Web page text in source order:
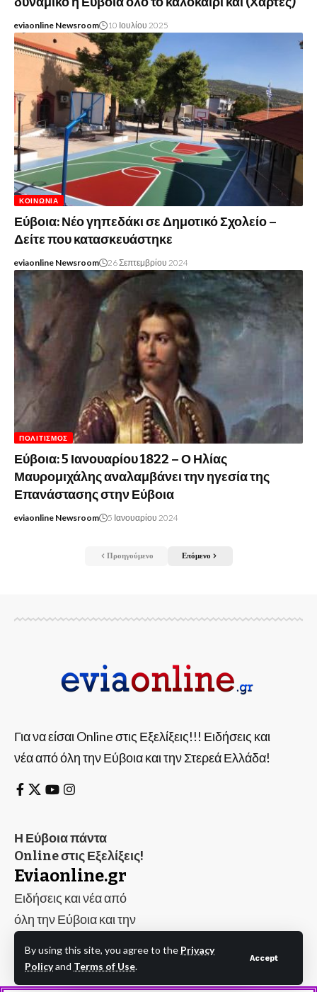
By using this site, you agree to the Privacy
Policyand Terms of Use.
Accept
eviaonline Newsroom 10 Ιουλίου 2025
ΚΟΙΝΩΝΊΑ
Εύβοια: Νέο γηπεδάκι σε Δημοτικό Σχολείο –
Δείτε που κατασκευάστηκε
eviaonline Newsroom 26 Σεπτεμβρίου 2024
ΠΟΛΙΤΙΣΜΌΣ
Εύβοια: 5 Ιανουαρίου 1822 – Ο Ηλίας
Μαυρομιχάλης αναλαμβάνει την ηγεσία της
Επανάστασης στην Εύβοια
eviaonline Newsroom 5 Ιανουαρίου 2024
Προηγούμενο Επόμενο
Για να είσαι Online στις Εξελίξεις!!! Ειδήσεις και
νέα από όλη την Εύβοια και την Στερεά Ελλάδα!
Η Εύβοια πάντα
Online στις Εξελίξεις!
Eviaonline.gr
Ειδήσεις και νέα από
όλη την Εύβοια και την
Online